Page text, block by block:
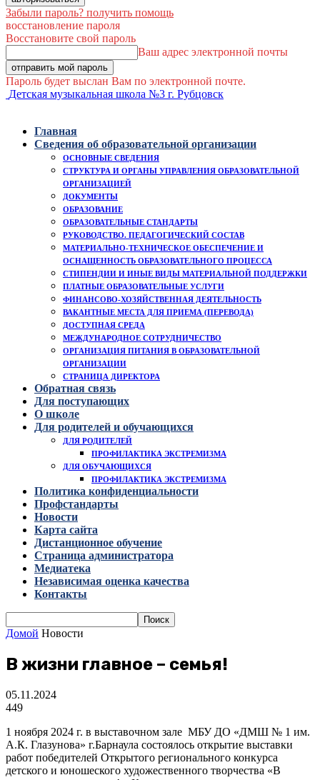
Забыли пароль? получить помощь
восстановление пароля
Восстановите свой пароль
Ваш адрес электронной почты
Пароль будет выслан Вам по электронной почте.
Детская музыкальная школа №3 г. Рубцовск
Главная
Сведения об образовательной организации
ОСНОВНЫЕ СВЕДЕНИЯ
СТРУКТУРА И ОРГАНЫ УПРАВЛЕНИЯ ОБРАЗОВАТЕЛЬНОЙ
ОРГАНИЗАЦИЕЙ
ДОКУМЕНТЫ
ОБРАЗОВАНИЕ
ОБРАЗОВАТЕЛЬНЫЕ СТАНДАРТЫ
РУКОВОДСТВО. ПЕДАГОГИЧЕСКИЙ СОСТАВ
МАТЕРИАЛЬНО-ТЕХНИЧЕСКОЕ ОБЕСПЕЧЕНИЕ И
ОСНАЩЕННОСТЬ ОБРАЗОВАТЕЛЬНОГО ПРОЦЕССА
СТИПЕНДИИ И ИНЫЕ ВИДЫ МАТЕРИАЛЬНОЙ ПОДДЕРЖКИ
ПЛАТНЫЕ ОБРАЗОВАТЕЛЬНЫЕ УСЛУГИ
ФИНАНСОВО-ХОЗЯЙСТВЕННАЯ ДЕЯТЕЛЬНОСТЬ
ВАКАНТНЫЕ МЕСТА ДЛЯ ПРИЕМА (ПЕРЕВОДА)
ДОСТУПНАЯ СРЕДА
МЕЖДУНАРОДНОЕ СОТРУДНИЧЕСТВО
ОРГАНИЗАЦИЯ ПИТАНИЯ В ОБРАЗОВАТЕЛЬНОЙ
ОРГАНИЗАЦИИ
СТРАНИЦА ДИРЕКТОРА
Обратная связь
Для поступающих
О школе
Для родителей и обучающихся
ДЛЯ РОДИТЕЛЕЙ
ПРОФИЛАКТИКА ЭКСТРЕМИЗМА
ДЛЯ ОБУЧАЮЩИХСЯ
ПРОФИЛАКТИКА ЭКСТРЕМИЗМА
Политика конфиденциальности
Профстандарты
Новости
Карта сайта
Дистанционное обучение
Страница администратора
Медиатека
Независимая оценка качества
Контакты
Домой Новости
В жизни главное – семья!
05.11.2024
449
1 ноября 2024 г. в выставочном зале МБУ ДО «ДМШ № 1 им.
А.К. Глазунова» г.Барнаула состоялось открытие выставки
работ победителей Открытого регионального конкурса
детского и юношеского художественного творчества «В